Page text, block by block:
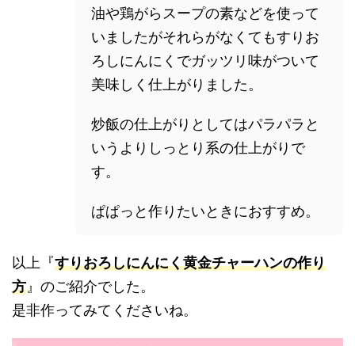
油や鶏がらスープの素などを使って
いましたがそれらがなくてもすりお
ろしにんにくでガッツリ味がついて
美味しく仕上がりました。
炒飯の仕上がりとしてはパラパラと
いうよりしっとり系の仕上がりで
す。
ぱぱっと作りたいときにおすすめ。
以上『すりおろしにんにく黄金チャーハンの作り
方』のご紹介でした。
是非作ってみてくださいね。